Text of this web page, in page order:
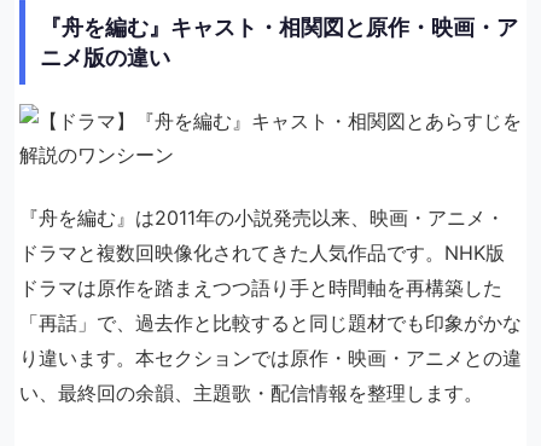
『舟を編む』キャスト・相関図と原作・映画・ア
ニメ版の違い
『舟を編む』は2011年の小説発売以来、映画・アニメ・
ドラマと複数回映像化されてきた人気作品です。NHK版
ドラマは原作を踏まえつつ語り手と時間軸を再構築した
「再話」で、過去作と比較すると同じ題材でも印象がかな
り違います。本セクションでは原作・映画・アニメとの違
い、最終回の余韻、主題歌・配信情報を整理します。